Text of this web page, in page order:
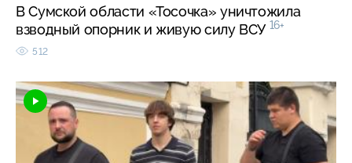
В Сумской области «Тосочка» уничтожила
взводный опорник и живую силу ВСУ 16+
512